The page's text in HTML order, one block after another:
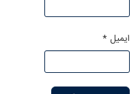
ایمیل*